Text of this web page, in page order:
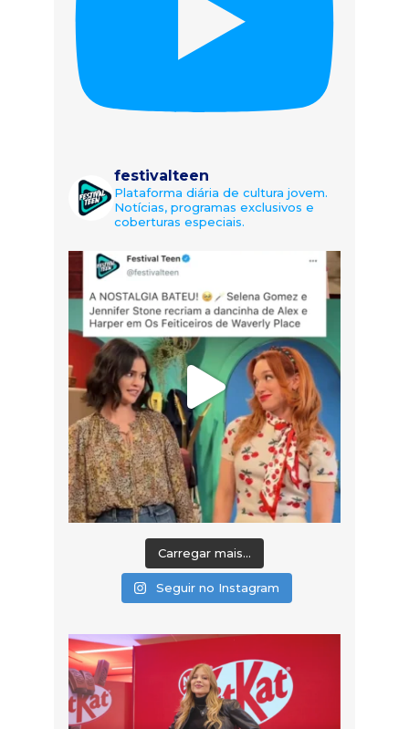
festivalteen
Plataforma diária de cultura jovem.
Notícias, programas exclusivos e
coberturas especiais.
Carregar mais...
Seguir no Instagram